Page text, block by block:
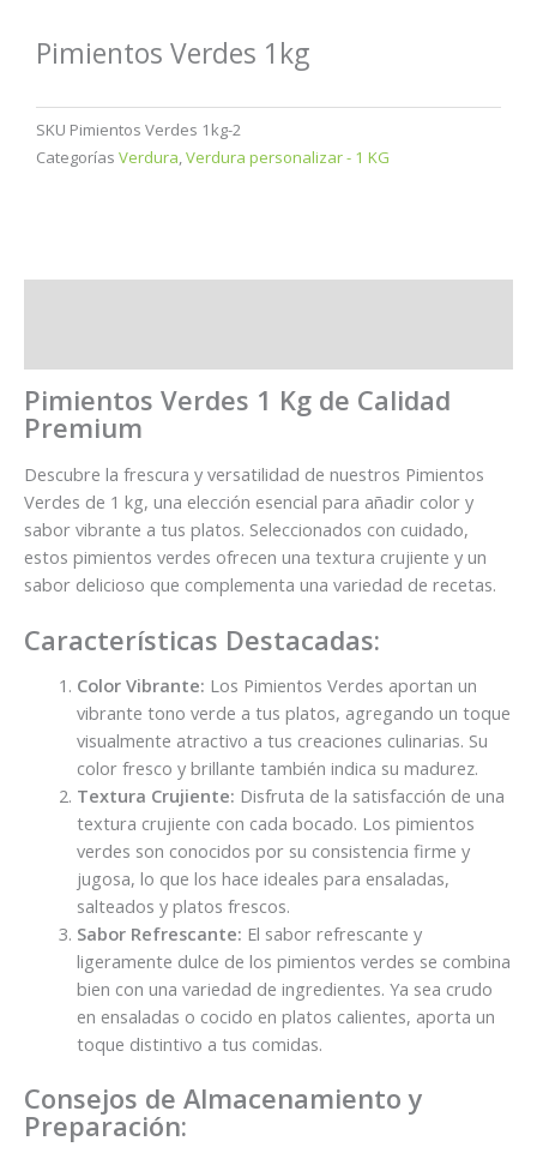
Pimientos Verdes 1kg
SKU Pimientos Verdes 1kg-2
Categorías Verdura,Verdura personalizar - 1 KG
Pimientos Verdes 1 Kg de Calidad
Premium
Descubre la frescura y versatilidad de nuestros Pimientos
Verdes de 1 kg, una elección esencial para añadir color y
sabor vibrante a tus platos. Seleccionados con cuidado,
estos pimientos verdes ofrecen una textura crujiente y un
sabor delicioso que complementa una variedad de recetas.
Características Destacadas:
Color Vibrante: Los Pimientos Verdes aportan un
vibrante tono verde a tus platos, agregando un toque
visualmente atractivo a tus creaciones culinarias. Su
color fresco y brillante también indica su madurez.
Textura Crujiente: Disfruta de la satisfacción de una
textura crujiente con cada bocado. Los pimientos
verdes son conocidos por su consistencia firme y
jugosa, lo que los hace ideales para ensaladas,
salteados y platos frescos.
Sabor Refrescante: El sabor refrescante y
ligeramente dulce de los pimientos verdes se combina
bien con una variedad de ingredientes. Ya sea crudo
en ensaladas o cocido en platos calientes, aporta un
toque distintivo a tus comidas.
Consejos de Almacenamiento y
Preparación: